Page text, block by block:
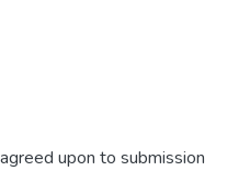
upon to submission